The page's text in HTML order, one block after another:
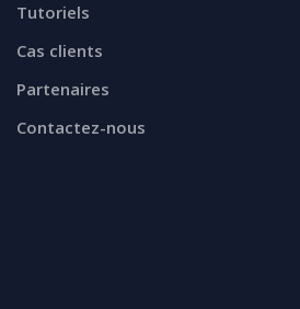
Tutoriels
Cas clients
Partenaires
Contactez-nous